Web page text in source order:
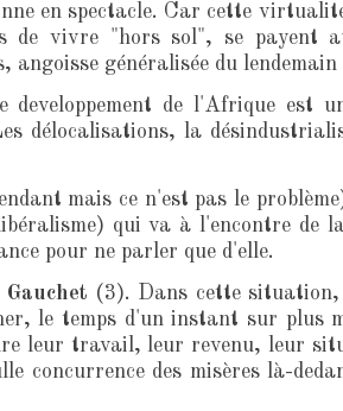
en spectacle. Car cette
de vivre "hors sol", se
angoisse généralisée du
de l'Afrique est
délocalisations, la
mais ce n'est pas le
qui va à l'encontre de
pour ne parler que d'elle.
(3). Dans cette situation,
le temps d'un instant sur plus
leur travail, leur revenu, leur
des misères là-